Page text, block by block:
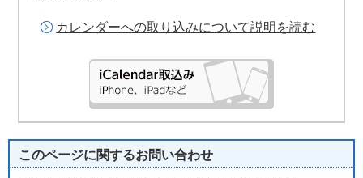
カレンダーへの取り込みについて説明を読む
このページに関するお問い合わせ